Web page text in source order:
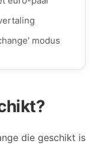
modus
die geschikt is